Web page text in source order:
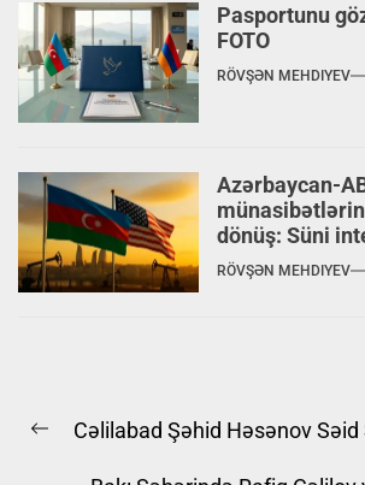
Pasportunu
FOTO
RÖVŞƏN MEHDIYEV
Azərbaycan-
dönüş: Süni
Dəhliz və
investisiyalar
RÖVŞƏN MEHDIYEV
naviqasiyası
Previous
Cəlilabad Şəhid Həsənov Səid